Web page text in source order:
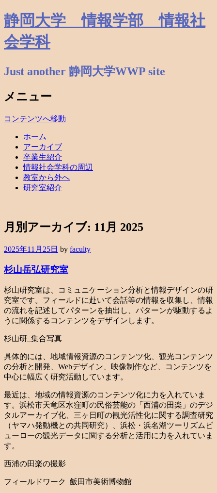
静岡大学 情報学部 情報社
会学科
Just another 静岡大学WWP site
メニュー
コンテンツへ移動
ホーム
アーカイブ
卒業生紹介
情報社会学科の周辺
教室から外へ
研究室紹介
月別アーカイブ: 11月 2025
2025年11月25日 by faculty
杉山岳弘研究室
杉山研究室は、コミュニケーション分析と情報デザインの研
究室です。フィールドに赴いて会話等の情報を収集し、情報
の流れを記述してパターンを抽出し、パターンが駆動するよ
うに関係するコンテンツをデザインします。
杉山研_集合写真
具体的には、地域情報資源のコンテンツ化、観光コンテンツ
の分析と開発、Webデザイン、映像制作など、コンテンツを
中心に幅広く研究活動しています。
最近は、地域の情報資源のコンテンツ化に力を入れていま
す。浜松市天竜区水窪町の民俗芸能の「西浦の田楽」のデジ
タルアーカイブ化、三ヶ日町の観光活性化に関する調査研究
（ヤマハ発動機との共同研究）、浜松・浜名湖ツーリズムビ
ューローの観光データに関する分析と活用に力を入れていま
す。
西浦の田楽の撮影
フィールドワーク_飯田市美術博物館